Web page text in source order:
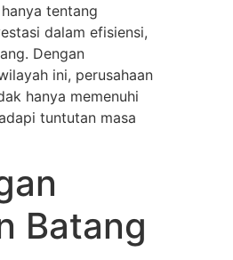
tentang
dalam efisiensi,
Dengan
ini, perusahaan
hanya memenuhi
tuntutan masa
Batang